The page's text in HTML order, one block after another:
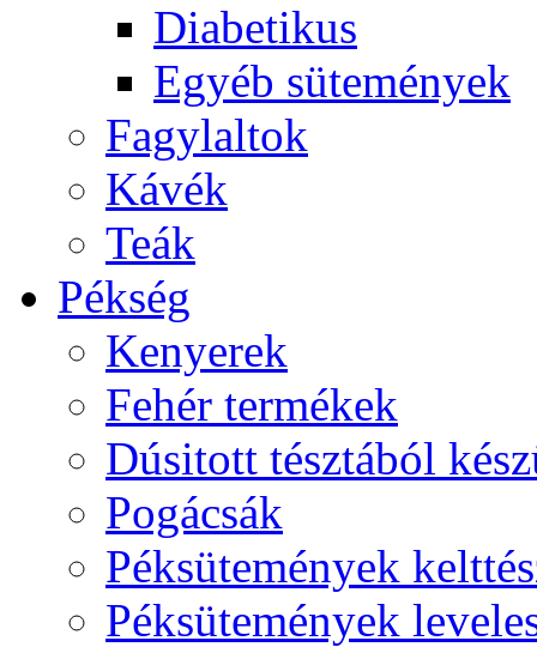
Diabetikus
Egyéb sütemények
Fagylaltok
Kávék
Teák
Pékség
Kenyerek
Fehér termékek
Dúsitott tésztából
Pogácsák
Péksütemények
Péksütemények